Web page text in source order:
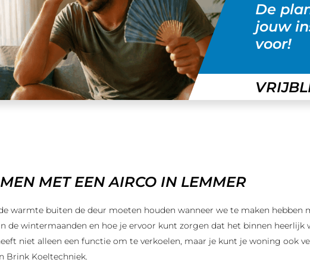
De
jouw
voor!
MET EEN AIRCO IN LEMMER
warmte buiten de deur moeten houden wanneer we te maken
de wintermaanden en hoe je ervoor kunt zorgen dat het binnen
niet alleen een functie om te verkoelen, maar je kunt je woning ook
Brink Koeltechniek.